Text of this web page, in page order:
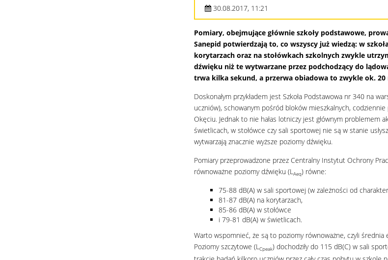
30.08.2017, 11:21
Pomiary, obejmujące głównie szkoły podstawowe,
Sanepid potwierdzają to, co wszyscy już wiedzą: w
korytarzach oraz na stołówkach szkolnych zwykle
dźwięku niż te wytwarzane przez podchodzący do
trwa kilka sekund, a przerwa obiadowa to zwykle ok.
Doskonałym przykładem jest Szkoła Podstawowa nr 340 na
uczniów), schowanym pośród bloków mieszkalnych,
Okęciu. Jednak to nie hałas lotniczy jest głównym problemem
świetlicach, w stołówce czy sali sportowej nie są w stanie
wytwarzają znacznie wyższe poziomy dźwięku.
Pomiary przeprowadzone przez Centralny Instytut Ochrony
równoważne poziomy dźwięku (LAeq) równe:
75-88 dB(A) w sali sportowej (w zależności od
81-87 dB(A) na korytarzach,
85-86 dB(A) w stołówce
i 79-81 dB(A) w świetlicach.
Warto wspomnieć, że są to poziomy równoważne, czyli
Poziomy szczytowe (LCpeak) dochodziły do 115 dB(C) w sali